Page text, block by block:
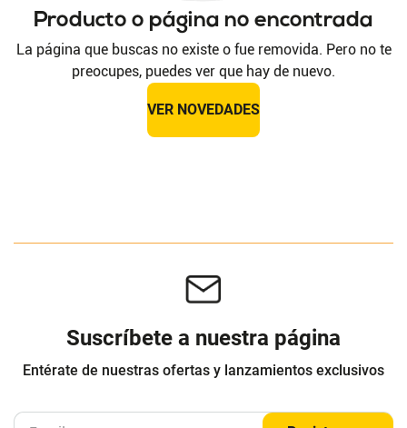
Producto o página no encontrada
La página que buscas no existe o fue removida. Pero no te
preocupes, puedes ver que hay de nuevo.
VER NOVEDADES
Suscríbete a nuestra página
Entérate de nuestras ofertas y lanzamientos exclusivos